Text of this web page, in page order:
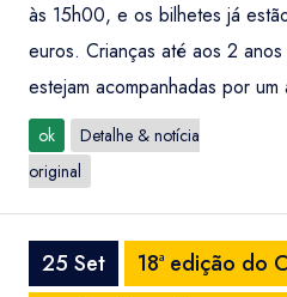
às 15h00, e os bilhetes já
euros. Crianças até aos 2
estejam acompanhadas por
ok
Detalhe & notícia
original
25 Set
18ª edição do